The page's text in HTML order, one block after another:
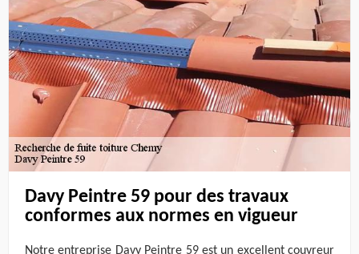
Davy Peintre 59 pour des travaux
conformes aux normes en vigueur
Notre entreprise Davy Peintre 59 est un excellent couvreur